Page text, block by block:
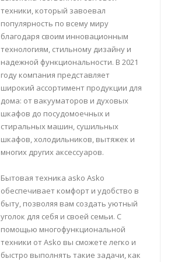
техники, который завоевал
популярность по всему миру
благодаря своим инновационным
технологиям, стильному дизайну и
надежной функциональности. В 2021
году компания представляет
широкий ассортимент продукции для
дома: от вакууматоров и духовых
шкафов до посудомоечных и
стиральных машин, сушильных
шкафов, холодильников, вытяжек и
многих других аксессуаров.
Бытовая техника asko Asko
обеспечивает комфорт и удобство в
быту, позволяя вам создать уютный
уголок для себя и своей семьи. С
помощью многофункциональной
техники от Asko вы сможете легко и
быстро выполнять такие задачи, как